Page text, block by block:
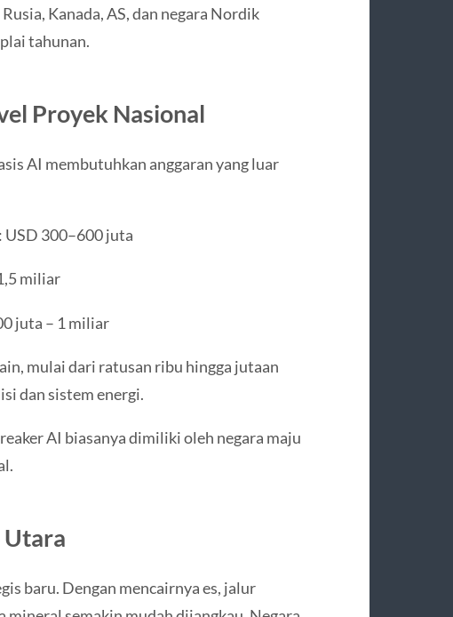
Kanada, AS, dan negara Nordik
tahunan.
Proyek Nasional
AI membutuhkan anggaran yang luar
USD 300–600 juta
miliar
juta – 1 miliar
mulai dari ratusan ribu hingga jutaan
dan sistem energi.
AI biasanya dimiliki oleh negara maju
Utara
baru. Dengan mencairnya es, jalur